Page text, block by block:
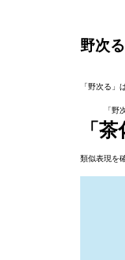
野次
「野次る」
「野
「
類似表現を